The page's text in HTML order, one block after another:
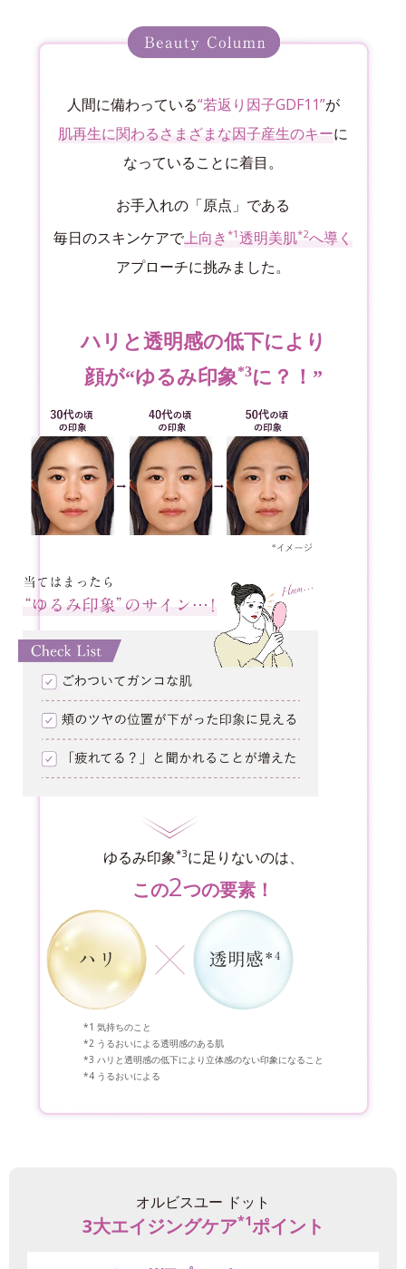
人間に備わっている“若返り因子GDF11”が
肌再生に関わるさまざまな因子産生のキーに
なっていることに着目。
お手入れの「原点」である
毎日のスキンケアで上向き *1 透明美肌*2へ導く
アプローチに挑みました。
ハリと透明感の低下により
顔が“ゆるみ印象*3に？！”
ゆるみ印象*3に足りないのは、
この2つの要素！
気持ちのこと
うるおいによる透明感のある肌
ハリと透明感の低下により立体感のない印象になること
うるおいによる
オルビスユー ドット
3大エイジングケア*1ポイント